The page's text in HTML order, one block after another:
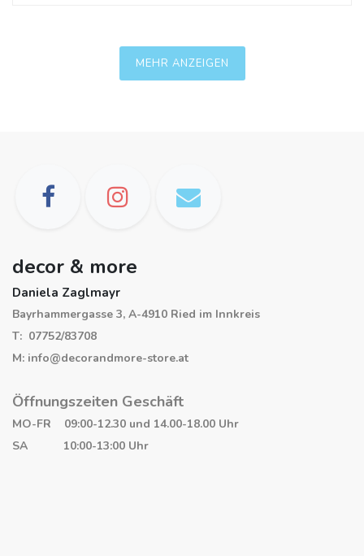
MEHR ANZEIGEN
decor & more
Daniela Zaglmayr
Bayrhammergasse 3, A-4910 Ried im Innkreis
T: 07752/83708
M: info@decorandmore-store.at
Öffnungszeiten Geschäft
MO-FR 09:00-12.30 und 14.00-18.00 Uhr
SA 10:00-13:00 Uhr